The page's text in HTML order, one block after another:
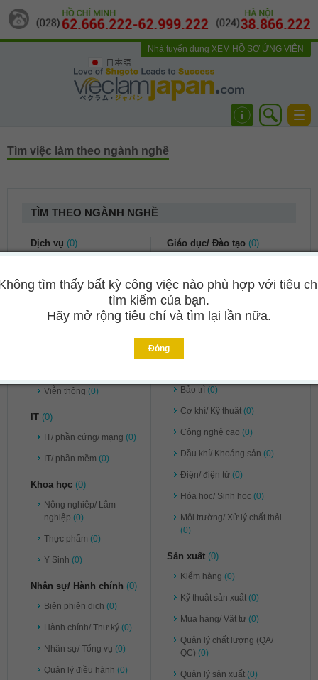
日本語
Nhà tuyển dụng XEM HỒ SƠ ỨNG VIÊN
Tìm việc làm theo ngành nghề
TÌM THEO NGÀNH NGHỀ
Dịch vụ (0)
Du lịch(0)
Nhà hàng khách sạn (0)
Viễn thông (0)
IT (0)
IT/ phần cứng/ mạng (0)
IT/ phần mềm (0)
Khoa học (0)
Nông nghiệp/ Lâm
nghiệp (0)
Thực phẩm (0)
Y Sinh (0)
Nhân sự/ Hành chính (0)
Biên phiên dịch (0)
Hành chính/ Thư ký (0)
Nhân sự/ Tổng vụ (0)
Quản lý điều hành (0)
Giáo dục/ Đào tạo (0)
Bảo hiểm (0)
Kế toán/ Kiểm toán(0)
Bảo trì (0)
Cơ khí/ Kỹ thuật (0)
Công nghệ cao (0)
Dầu khí/ Khoáng sản (0)
Điện/ điện tử (0)
Hóa học/ Sinh học (0)
Môi trường/ Xử lý chất thải
(0)
Sản xuất (0)
Kiểm hàng (0)
Kỹ thuật sản xuất (0)
Mua hàng/ Vật tư (0)
Quản lý chất lượng (QA/
QC) (0)
Quản lý sản xuất (0)
tìm thấy bất kỳ công việc nào phù hợp với tiêu
tìm kiếm của bạn.
Hãy mở rộng tiêu chí và tìm lại lần nữa.
Đóng